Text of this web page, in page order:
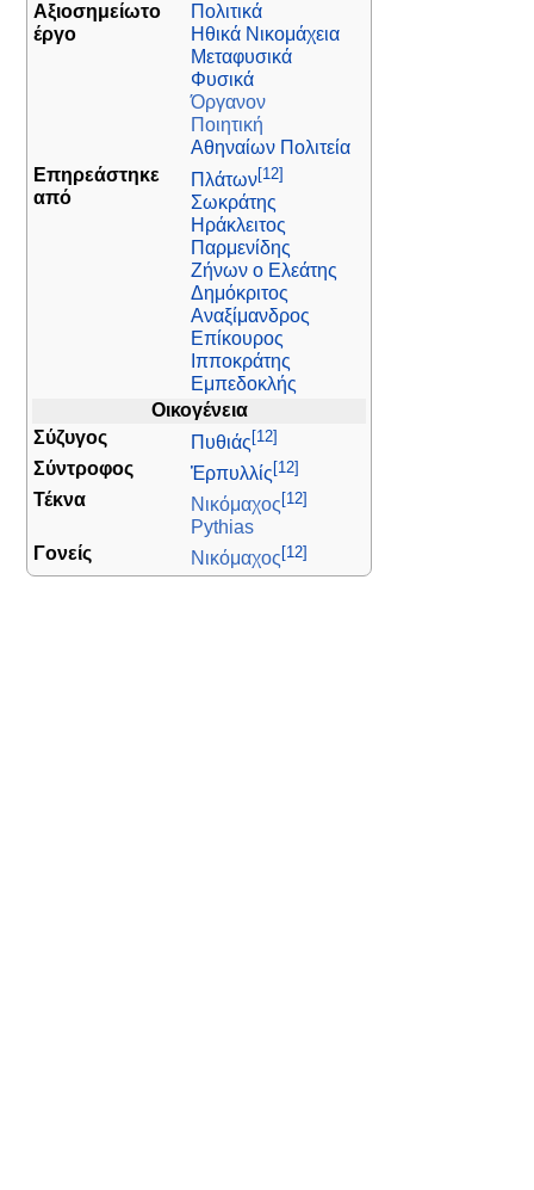
Αξιοσημείωτο
έργο
Πολιτικά
Ηθικά Νικομάχεια
Μεταφυσικά
Φυσικά
Όργανον
Ποιητική
Αθηναίων Πολιτεία
Επηρεάστηκε
από
Πλάτων[12]
Σωκράτης
Ηράκλειτος
Παρμενίδης
Ζήνων ο Ελεάτης
Δημόκριτος
Αναξίμανδρος
Επίκουρος
Ιπποκράτης
Εμπεδοκλής
Οικογένεια
Σύζυγος
Πυθιάς[12]
Σύντροφος Ἑρπυλλίς[12]
Τέκνα Νικόμαχος[12]
Pythias
Γονείς
Νικόμαχος[12]